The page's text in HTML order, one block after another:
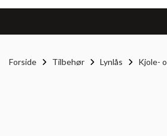
Forside Tilbehør Lynlås Kjole-